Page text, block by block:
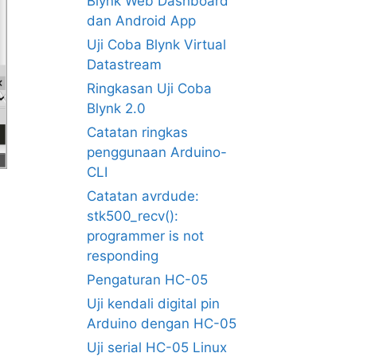
dan Android App
Uji Coba Blynk Virtual
Datastream
Ringkasan Uji Coba
Blynk 2.0
Catatan ringkas
penggunaan Arduino-
CLI
Catatan avrdude:
stk500_recv():
programmer is not
responding
Pengaturan HC-05
Uji kendali digital pin
Arduino dengan HC-05
Uji serial HC-05 Linux